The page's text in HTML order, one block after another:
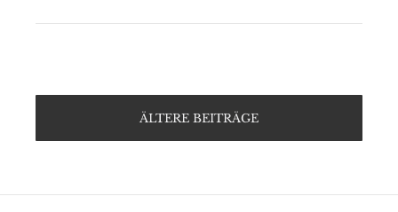
ÄLTERE BEITRÄGE